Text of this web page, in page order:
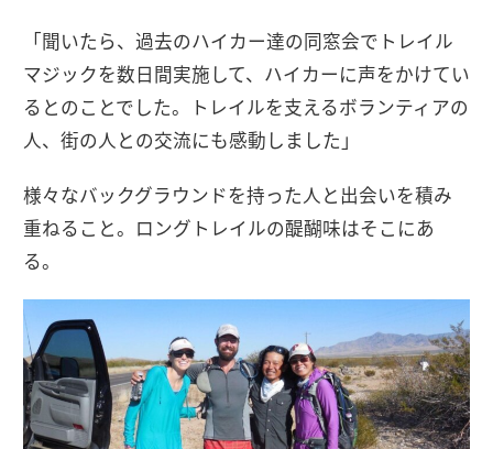
「聞いたら、過去のハイカー達の同窓会でトレイル
マジックを数日間実施して、ハイカーに声をかけてい
るとのことでした。トレイルを支えるボランティアの
人、街の人との交流にも感動しました」
様々なバックグラウンドを持った人と出会いを積み
重ねること。ロングトレイルの醍醐味はそこにあ
る。